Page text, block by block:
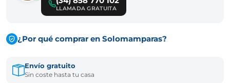
LLAMADA GRATUITA
¿Por qué comprar en Solomamparas?
Envío gratuito
Sin coste hasta tu casa